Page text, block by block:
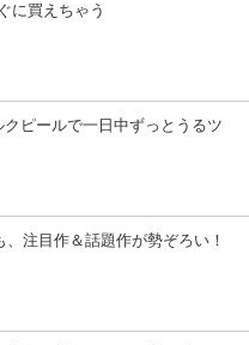
に買えちゃう
ピールで一日中ずっとうるツ
注目作＆話題作が勢ぞろい！